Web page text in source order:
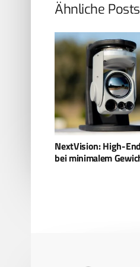
Ähnliche Posts
High-End-Sensorik
minimalem Gewicht